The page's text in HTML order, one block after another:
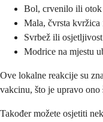
Bol, crvenilo ili otok
Mala, čvrsta
Svrbež ili
Modrice na mjestu
Ove lokalne reakcije su
vakcinu, što je upravo ono
Također možete osjetiti